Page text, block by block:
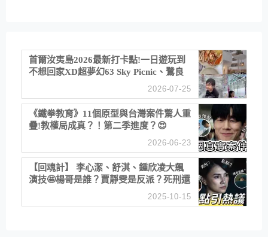
首爾汝夷島2026最新打卡點!一日遊玩到
不想回家XD超夢幻63 Sky Picnic、鷺良
津帝王蟹大餐、《淚之女王》拍攝地、漢
2026-07-25
《鐵拳教育》11個原型與台灣案件驚人重
疊!教權局成真？！第二季進度？😍
2026-06-23
【回魂計】 李心潔、舒淇、鍾欣凌大飆
演技🤩楊哥是誰？賈靜雯是反派？死刑還
2025-10-15